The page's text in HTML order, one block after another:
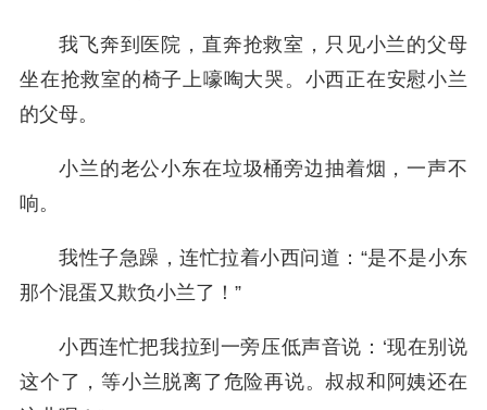
我飞奔到医院，直奔抢救室，只见小兰的父母
坐在抢救室的椅子上嚎啕大哭。小西正在安慰小兰
的父母。
小兰的老公小东在垃圾桶旁边抽着烟，一声不
响。
我性子急躁，连忙拉着小西问道：“是不是小东
那个混蛋又欺负小兰了！”
小西连忙把我拉到一旁压低声音说：‘现在别说
这个了，等小兰脱离了危险再说。叔叔和阿姨还在